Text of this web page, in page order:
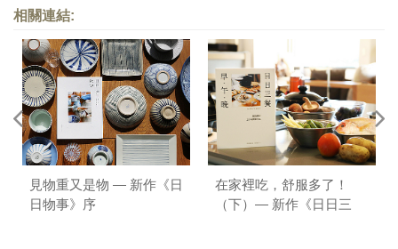
相關連結:
見物重又是物 — 新作《日
日物事》序
在家裡吃，舒服多了！
（下）— 新作《日日三